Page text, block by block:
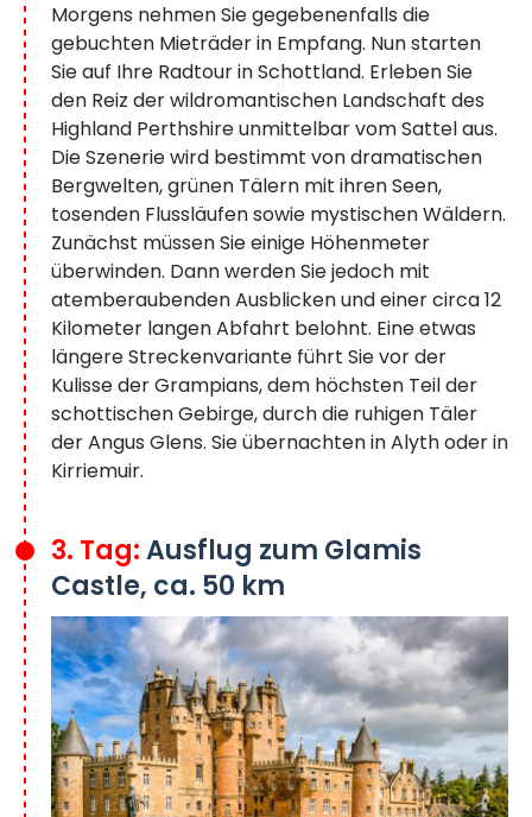
Morgens nehmen Sie gegebenenfalls die
gebuchten Mieträder in Empfang. Nun starten
Sie auf Ihre Radtour in Schottland. Erleben Sie
den Reiz der wildromantischen Landschaft des
Highland Perthshire unmittelbar vom Sattel aus.
Die Szenerie wird bestimmt von dramatischen
Bergwelten, grünen Tälern mit ihren Seen,
tosenden Flussläufen sowie mystischen Wäldern.
Zunächst müssen Sie einige Höhenmeter
überwinden. Dann werden Sie jedoch mit
atemberaubenden Ausblicken und einer circa 12
Kilometer langen Abfahrt belohnt. Eine etwas
längere Streckenvariante führt Sie vor der
Kulisse der Grampians, dem höchsten Teil der
schottischen Gebirge, durch die ruhigen Täler
der Angus Glens. Sie übernachten in Alyth oder in
Kirriemuir.
3. Tag:Ausflug zum Glamis
Castle, ca. 50 km